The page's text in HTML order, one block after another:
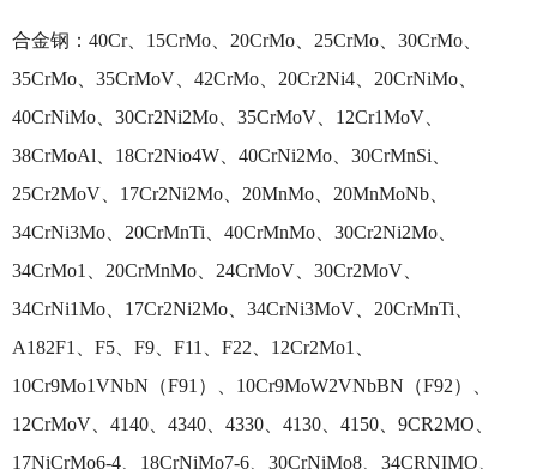
合金钢： 40Cr、15CrMo、20CrMo、25CrMo、30CrMo、
35CrMo、35CrMoV、42CrMo、20Cr2Ni4、20CrNiMo、
40CrNiMo、30Cr2Ni2Mo、35CrMoV、12Cr1MoV、
38CrMoAl、18Cr2Nio4W、40CrNi2Mo、30CrMnSi、
25Cr2MoV、17Cr2Ni2Mo、20MnMo、20MnMoNb、
34CrNi3Mo、20CrMnTi、40CrMnMo、30Cr2Ni2Mo、
34CrMo1、20CrMnMo、24CrMoV、30Cr2MoV、
34CrNi1Mo、17Cr2Ni2Mo、34CrNi3MoV、20CrMnTi、
A182F1、F5、F9、F11、F22、12Cr2Mo1、
10Cr9Mo1VNbN（F91）、10Cr9MoW2VNbBN（F92）、
12CrMoV、4140、4340、4330、4130、4150、9CR2MO、
17NiCrMo6-4、18CrNiMo7-6、30CrNiMo8、34CRNIMO、